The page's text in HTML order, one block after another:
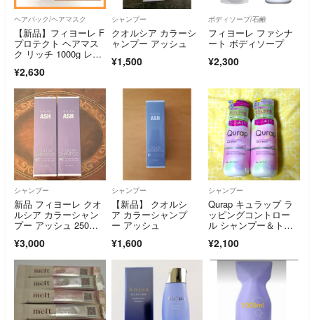
ヘアパック/ヘアマスク
【新品】フィヨーレ F
プロテクト ヘアマス
ク リッチ 1000g レフ
¥2,630
シャンプー
クオルシア カラーシ
ャンプー アッシュ
¥1,500
ボディソープ/石鹸
フィヨーレ ファシナ
ート ボディソープ
¥2,300
シャンプー
新品 フィヨーレ クオ
ルシア カラーシャン
プー アッシュ 250m
¥3,000
シャンプー
【新品】 クオルシ
ア カラーシャンプ
ー アッシュ
¥1,600
シャンプー
Qurap キュラップ ラ
ッピングコントロー
ル シャンプー＆トリ
本
¥2,100